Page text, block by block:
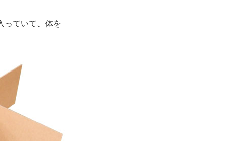
っていて、体を